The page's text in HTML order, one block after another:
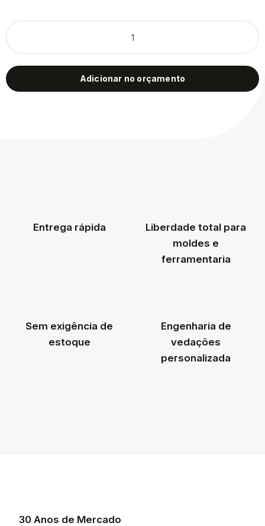
Adicionar no orçamento
Entrega rápida
Liberdade total para
moldes e
ferramentaria
Sem exigência de
estoque
Engenharia de
vedações
personalizada
30 Anos de Mercado